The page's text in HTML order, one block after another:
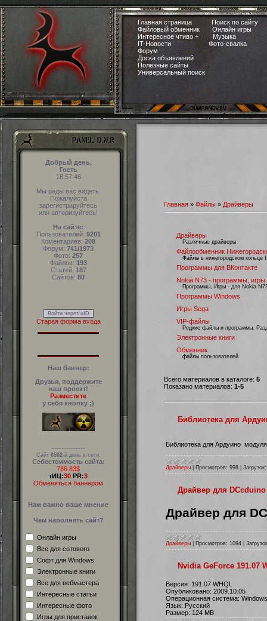
Главная страница
Поиск по сайту
Файловый обменник
Онлайн игры
Интересное чтиво +
Музыка
IT-Новости
Фото-свалка
Форум
Доска объявлений
Полезные сайты
Универсальный поиск
Добрый день,
Гость
18:57:47
Мы рады вас видеть.
Пожалуйста
зарегистрируйтесь
или авторизуйтесь!
На сайте:
Пользователей: 9201
Коментариев: 208
Форум: 741/1973
Фото: 257
Файлов: 193
Статей: 187
Сайтов: 80
Войти через uID
Старая форма входа
Наш баннер:
Друзья, поддержите
наш проект!
Разместите
у себя кнопку ;)
--------------
Сайт 6502-й день в сети.
Себестоимость сайта:
786.83$
тИЦ:30 PR:3
Обменяться баннером
Нам важно ваше мнение
Чем наполнять сайт?
Онлайн игры
Все для сотового
Софт для Windows
Электронные книги
Все для вебмастера
Интересные статьи
Интересные фото
Игры для приставок
Главная » Файлы » Драйверы
Драйверы
Различные драйверы
Файлообменник
Файлы в нижегородском кольце
Программы для ВКонтакте
Nokia N73 - программы, игры
Программы, Игры - для Nokia
Программы Windows
Игры Sega
VIP-файлы
Редкие файлы и программы.
Электронные книги
Обменник
файлы пользователей
Всего материалов в каталоге: 5
Показано материалов: 1-5
Библиотека для
Библиотека для Ардуино
Драйверы Просмотров: 998 Загрузок:
Драйвер для
Драйвер для
Драйверы Просмотров: 1094
Nvidia GeForce 191.07
Версия: 191.07 WHQL
Опубликовано: 2009.10.05
Операционная система:
Язык: Русский
Размер: 124 MB